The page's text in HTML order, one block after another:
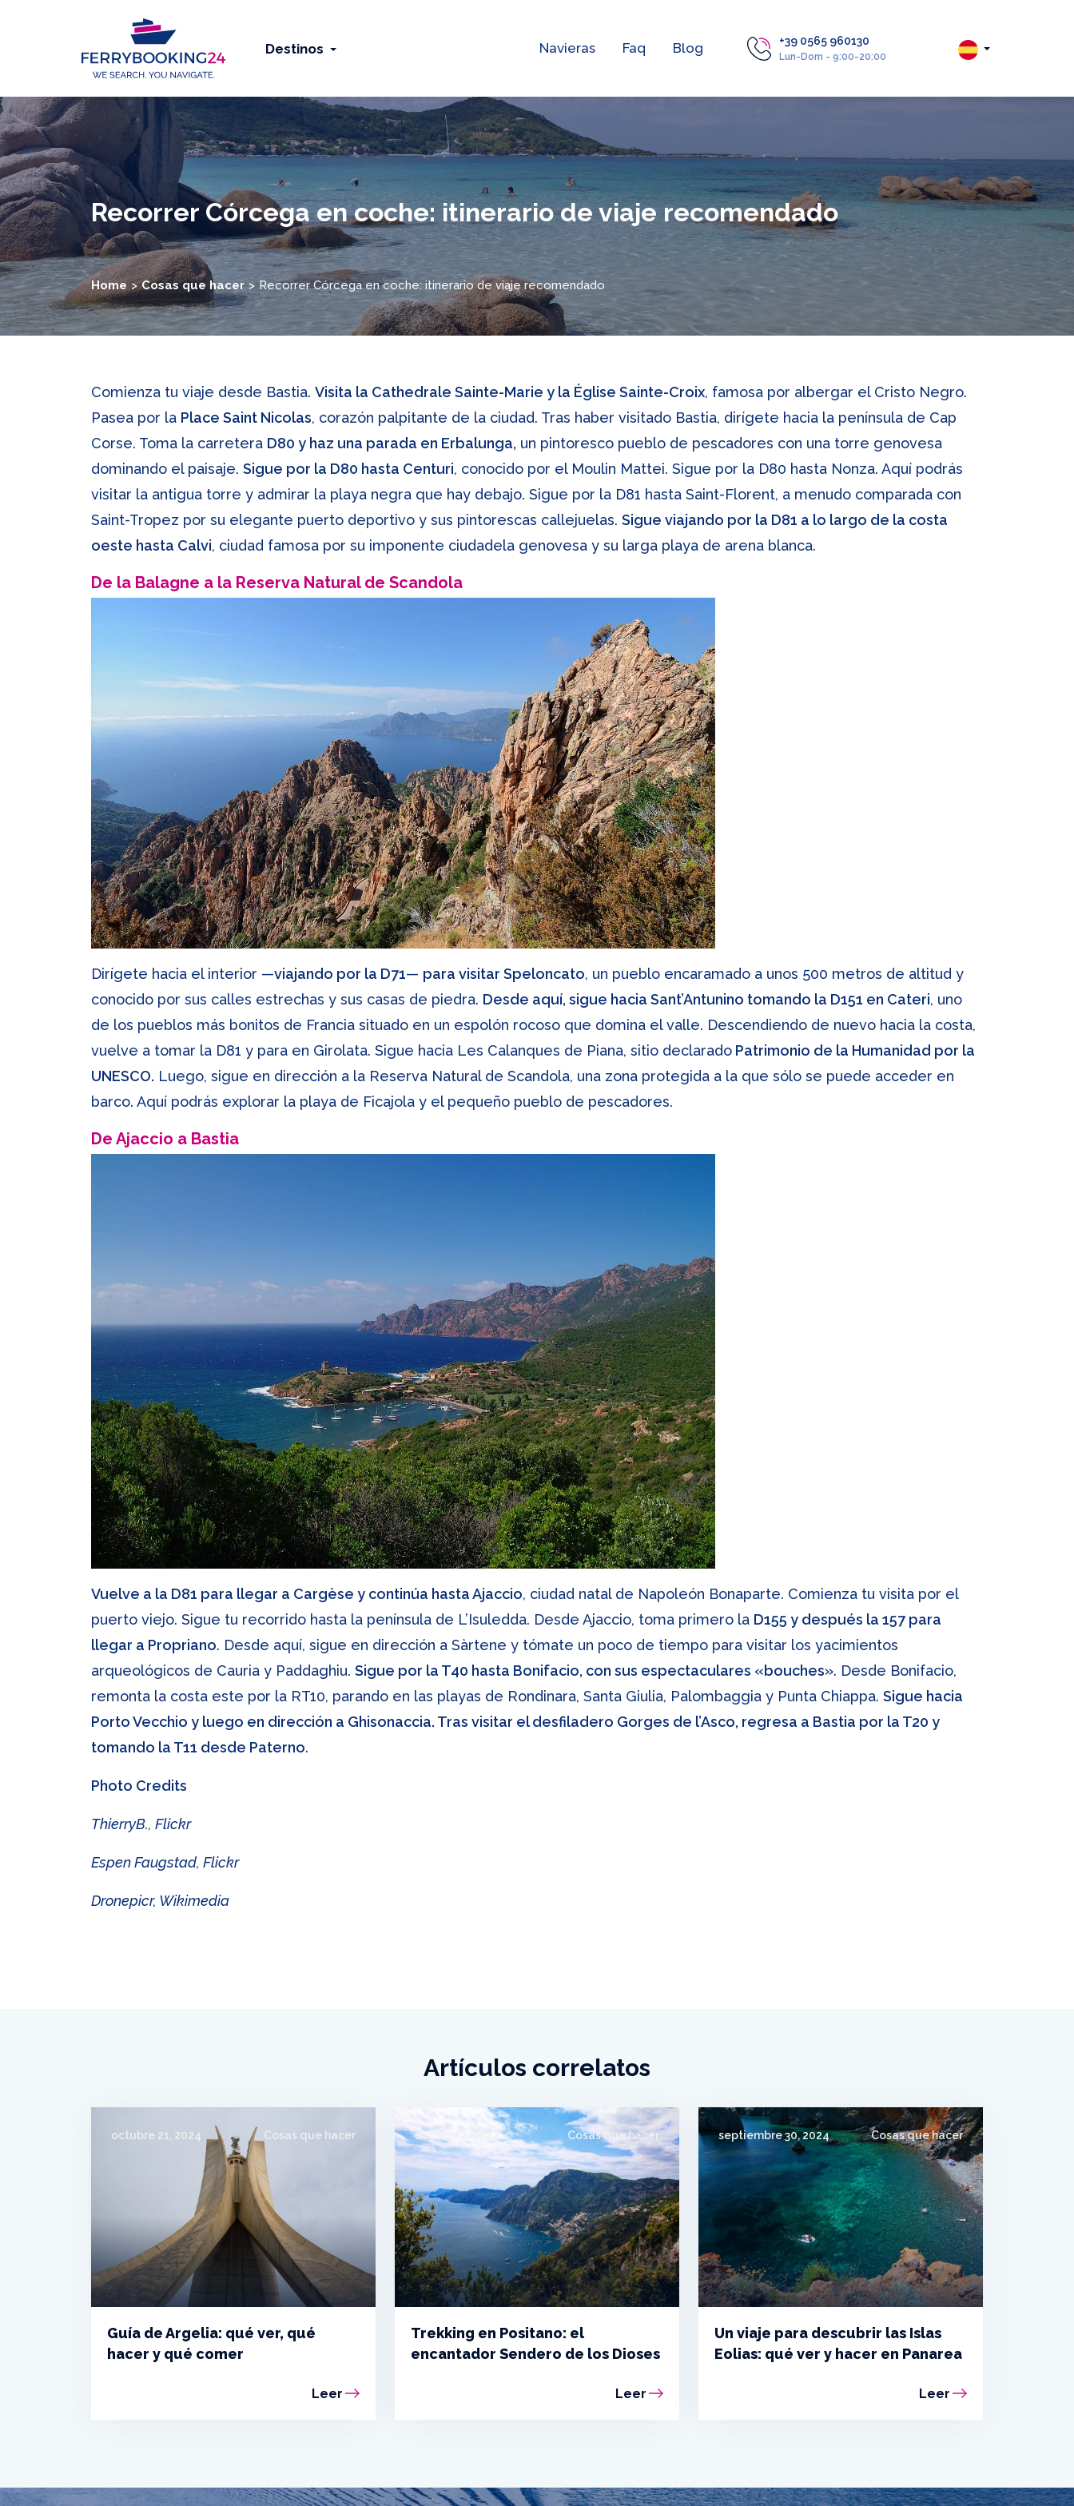
Destinos Navieras Faq Blog +39 0565 960130
Lun-Dom - 9:00-20:00
Recorrer Córcega en coche: itinerario de viaje recomendado
Home Cosas que hacer Recorrer Córcega en coche: itinerario de viaje recomendado
Comienza tu viaje desde Bastia. Visita la Cathedrale Sainte-Marie y la Église Sainte-Croix, famosa por albergar el Cristo Negro.
Pasea por la Place Saint Nicolas, corazón palpitante de la ciudad. Tras haber visitado Bastia, dirígete hacia la península de Cap
Corse. Toma la carretera D80 y haz una parada en Erbalunga, un pintoresco pueblo de pescadores con una torre genovesa
dominando el paisaje. Sigue por la D80 hasta Centuri, conocido por el Moulin Mattei. Sigue por la D80 hasta Nonza. Aquí podrás
visitar la antigua torre y admirar la playa negra que hay debajo. Sigue por la D81 hasta Saint-Florent, a menudo comparada con
Saint-Tropez por su elegante puerto deportivo y sus pintorescas callejuelas. Sigue viajando por la D81 a lo largo de la costa
oeste hasta Calvi, ciudad famosa por su imponente ciudadela genovesa y su larga playa de arena blanca.
De la Balagne a la Reserva Natural de Scandola
Dirígete hacia el interior —viajando por la D71— para visitar Speloncato, un pueblo encaramado a unos 500 metros de altitud y
conocido por sus calles estrechas y sus casas de piedra. Desde aquí, sigue hacia Sant’Antunino tomando la D151 en Cateri, uno
de los pueblos más bonitos de Francia situado en un espolón rocoso que domina el valle. Descendiendo de nuevo hacia la costa,
vuelve a tomar la D81 y para en Girolata. Sigue hacia Les Calanques de Piana, sitio declarado Patrimonio de la Humanidad por la
UNESCO. Luego, sigue en dirección a la Reserva Natural de Scandola, una zona protegida a la que sólo se puede acceder en
barco. Aquí podrás explorar la playa de Ficajola y el pequeño pueblo de pescadores.
De Ajaccio a Bastia
Vuelve a la D81 para llegar a Cargèse y continúa hasta Ajaccio, ciudad natal de Napoleón Bonaparte. Comienza tu visita por el
puerto viejo. Sigue tu recorrido hasta la península de L’Isuledda. Desde Ajaccio, toma primero la D155 y después la 157 para
llegar a Propriano. Desde aquí, sigue en dirección a Sàrtene y tómate un poco de tiempo para visitar los yacimientos
arqueológicos de Cauria y Paddaghiu. Sigue por la T40 hasta Bonifacio, con sus espectaculares «bouches». Desde Bonifacio,
remonta la costa este por la RT10, parando en las playas de Rondinara, Santa Giulia, Palombaggia y Punta Chiappa. Sigue hacia
Porto Vecchio y luego en dirección a Ghisonaccia. Tras visitar el desfiladero Gorges de l’Asco, regresa a Bastia por la T20 y
tomando la T11 desde Paterno.
Photo Credits
ThierryB., Flickr
Espen Faugstad, Flickr
Dronepicr, Wikimedia
Artículos correlatos
octubre 21, 2024 Cosas que hacer
Guía de Argelia: qué ver, qué
hacer y qué comer
Leer
octubre 2, 2024 Cosas que hacer
Trekking en Positano: el
encantador Sendero de los Dioses
Leer
septiembre 30, 2024 Cosas que hacer
Un viaje para descubrir las Islas
Eolias: qué ver y hacer en Panarea
Leer